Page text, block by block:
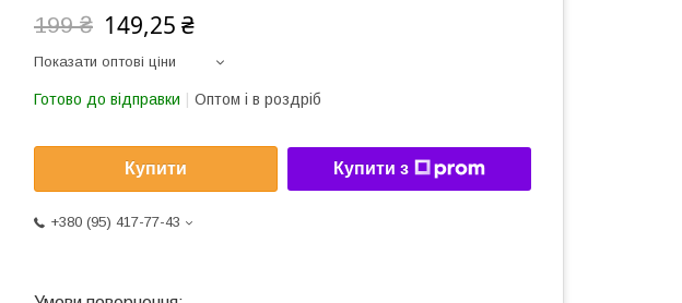
199 ₴ 149,25 ₴
Показати оптові ціни
Готово до відправки Оптом і в роздріб
Купити Купити з
+380 (95) 417-77-43